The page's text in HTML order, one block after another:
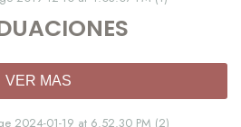
VER MAS